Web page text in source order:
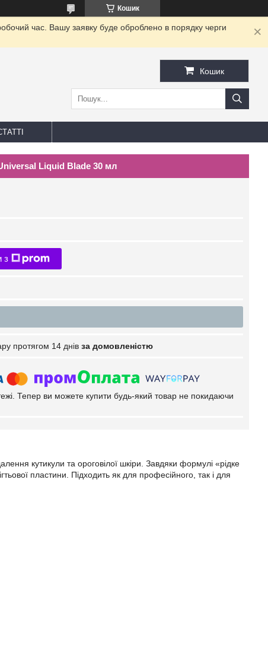
Кошик
час. Вашу заявку буде оброблено в порядку черги
Кошик
Liquid Blade 30 мл
з
протягом 14 днів за домовленістю
Тепер ви можете купити будь-який товар не покидаючи
кутикули та ороговілої шкіри. Завдяки формулі «рідке
пластини. Підходить як для професійного, так і для